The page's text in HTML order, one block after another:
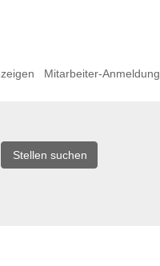
Mitarbeiter-Anmeldung